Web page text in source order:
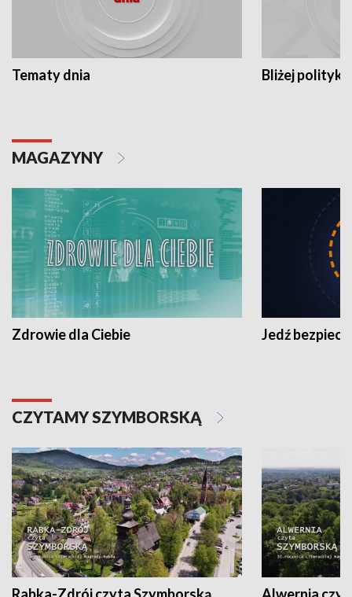
Tematy dnia Bliżej polityki
MAGAZYNY
Zdrowie dla Ciebie Jedź
CZYTAMY SZYMBORSKĄ
Rabka-Zdrój czyta Szymborską Alwernia